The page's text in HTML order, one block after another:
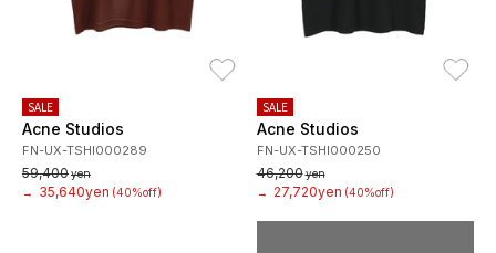
SALE
Acne Studios
FN-UX-TSHI000289
59,400yen
→
35,640yen (40%off)
SALE
Acne Studios
FN-UX-TSHI000250
46,200yen
→
27,720yen (40%off)